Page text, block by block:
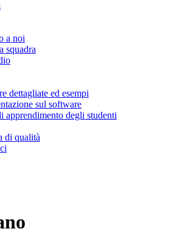
a noi
squadra
dettagliate ed esempi
sul software
apprendimento degli studenti
di qualità